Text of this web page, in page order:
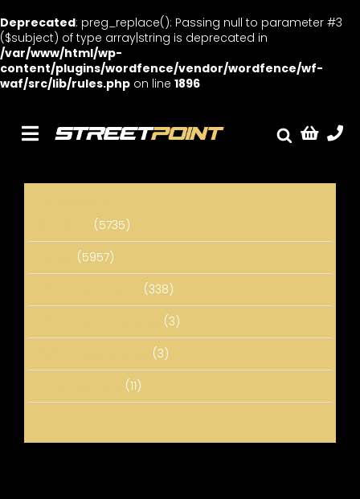
Deprecated: preg_replace(): Passing null to parameter #3
($subject) of type array|string is deprecated in
/var/www/html/wp-
content/plugins/wordfence/vendor/wordfence/wf-
waf/src/lib/rules.php on line 1896
content
Toggle
Sænkning
Ventilrens
Værksted
(5735)
(5957)
(338)
(3)
(3)
(11)